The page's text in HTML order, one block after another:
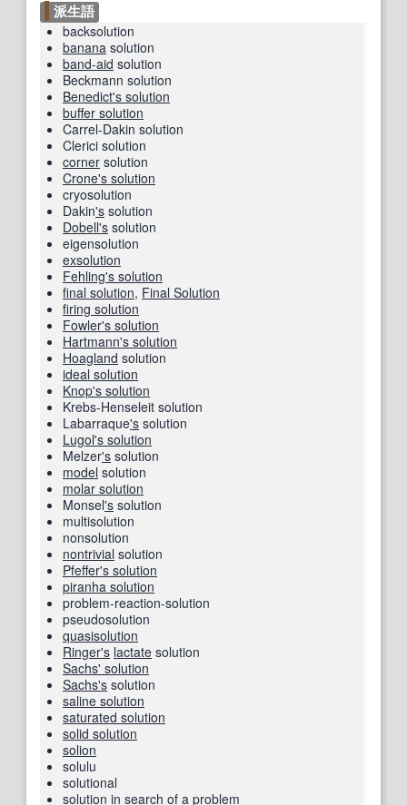
派生語
backsolution
banana solution
band-aid solution
Beckmann solution
Benedict's solution
buffer solution
Carrel-Dakin solution
Clerici solution
corner solution
Crone's solution
cryosolution
Dakin's solution
Dobell's solution
eigensolution
exsolution
Fehling's solution
final solution, Final Solution
firing solution
Fowler's solution
Hartmann's solution
Hoagland solution
ideal solution
Knop's solution
Krebs-Henseleit solution
Labarraque's solution
Lugol's solution
Melzer's solution
model solution
molar solution
Monsel's solution
multisolution
nonsolution
nontrivial solution
Pfeffer's solution
piranha solution
problem-reaction-solution
pseudosolution
quasisolution
Ringer's lactate solution
Sachs' solution
Sachs's solution
saline solution
saturated solution
solid solution
solion
solulu
solutional
solution in search of a problem